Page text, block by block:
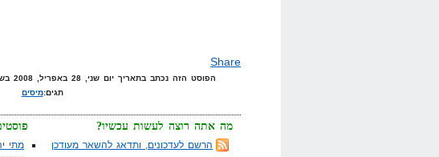
Share
הפוסט הזה נכתב בתאריך יום שני, 28 באפריל, 2008 בשעה 23:52 תחת הקטגוריות
תגים:מיסים
מתי
מה אתה רוצה לעשות עכשיו?
הרשם לעדכונים, ותדאג להשאר מעודכן